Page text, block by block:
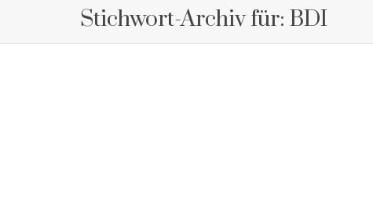
Stichwort-Archiv für: BDI